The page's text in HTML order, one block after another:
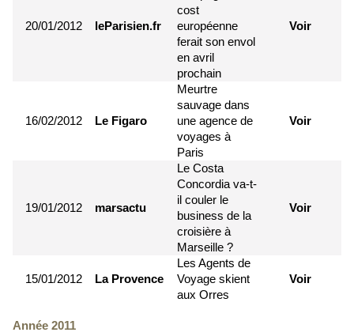
20/01/2012 leParisien.fr
cost
européenne
ferait son envol
en avril
prochain
Voir
16/02/2012 Le Figaro
Meurtre
sauvage dans
une agence de
voyages à
Paris
Voir
19/01/2012 marsactu
Le Costa
Concordia va-t-
il couler le
business de la
croisière à
Marseille ?
Voir
15/01/2012 La Provence
Les Agents de
Voyage skient
aux Orres
Voir
Année 2011